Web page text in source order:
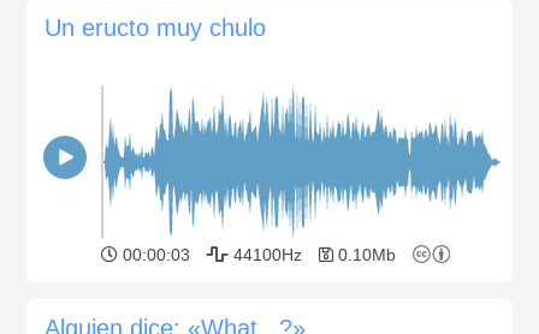
Un eructo muy chulo
00:00:03 44100Hz 0.10Mb
Alguien dice: «What...?»